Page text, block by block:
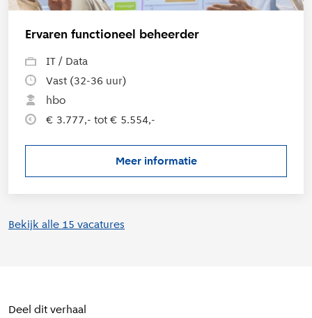
Ervaren functioneel beheerder
IT / Data
Vast (32-36 uur)
hbo
€ 3.777,- tot € 5.554,-
Meer informatie
over de vacature Ervaren
Bekijk alle 15 vacatures
Deel dit verhaal